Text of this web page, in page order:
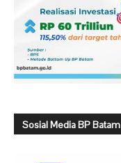
Sosial Media BP Batam